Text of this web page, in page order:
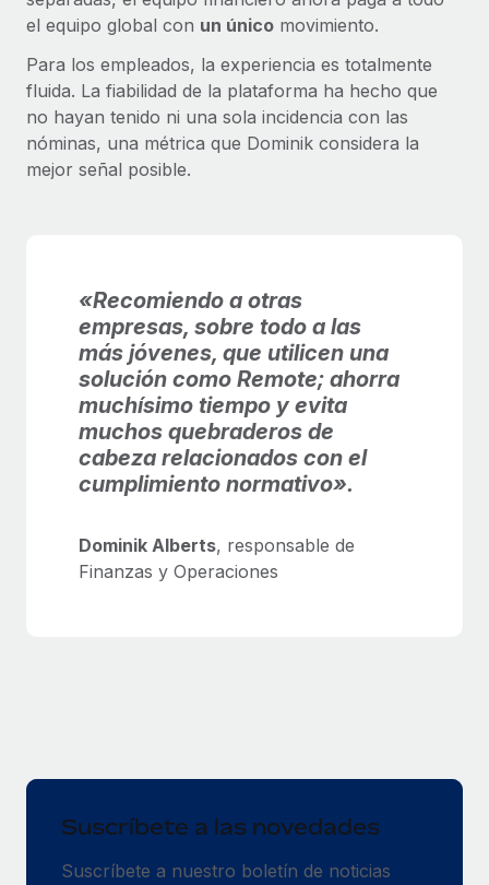
el equipo global con un único movimiento.
Para los empleados, la experiencia es totalmente
fluida. La fiabilidad de la plataforma ha hecho que
no hayan tenido ni una sola incidencia con las
nóminas, una métrica que Dominik considera la
mejor señal posible.
«Recomiendo a otras
empresas, sobre todo a las
más jóvenes, que utilicen una
solución como Remote; ahorra
muchísimo tiempo y evita
muchos quebraderos de
cabeza relacionados con el
cumplimiento normativo».
Dominik Alberts, responsable de
Finanzas y Operaciones
Suscríbete a las novedades
Suscríbete a nuestro boletín de noticias